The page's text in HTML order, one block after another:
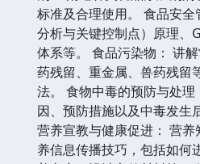
标准及合理使用。 食品安
分析与关键控制点）原理、
体系等。 食品污染物： 讲
药残留、重金属、兽药残留
法。 食物中毒的预防与处
因、预防措施以及中毒发生
营养宣教与健康促进： 营
养信息传播技巧，包括如何